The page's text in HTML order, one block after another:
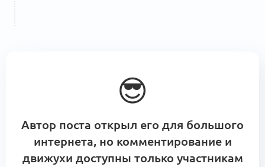
😎
Автор поста открыл его для большого
интернета, но комментирование и
движухи доступны только участникам